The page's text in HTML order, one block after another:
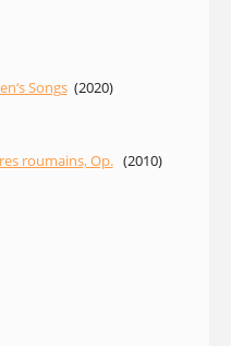
Songs (2020)
roumains, Op. (2010)